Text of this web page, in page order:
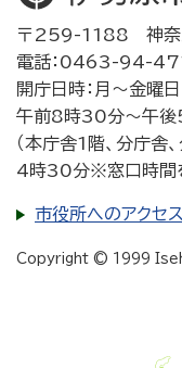
〒259-1188 神奈
電話：0463-94-
開庁日時：月～金曜
午前8時30分～午後
（本庁舎1階、分庁
4時30分※窓口時間を
市役所へのアクセス
Copyright © 1999